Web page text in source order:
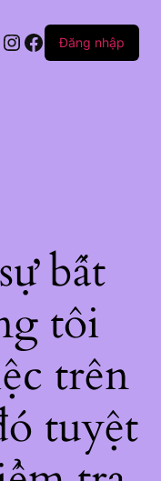
Instagram
Facebook
Đăng nhập
bất
tôi
trên
tuyệt